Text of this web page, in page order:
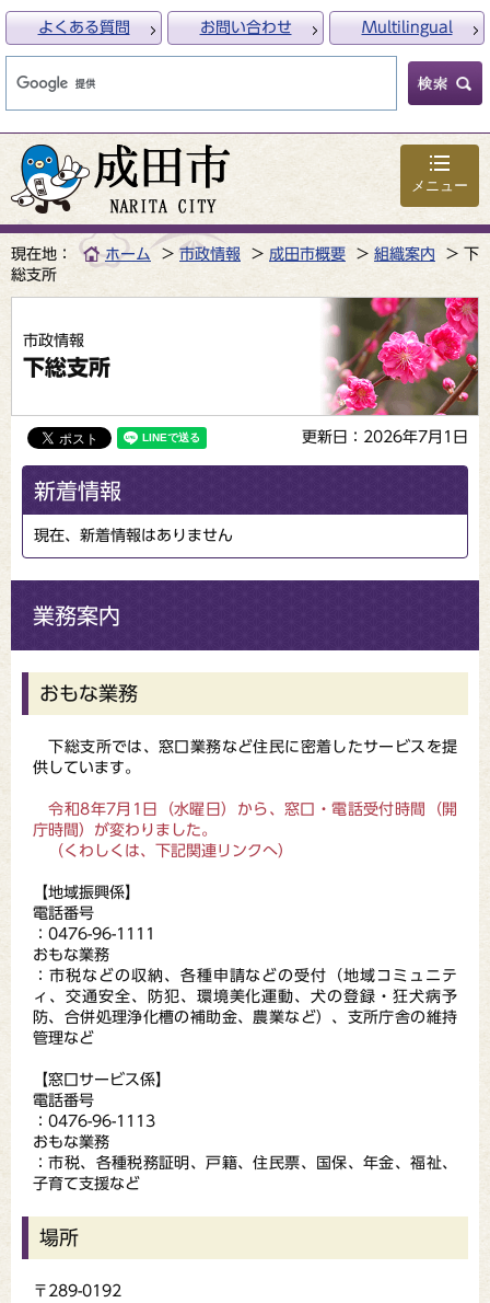
メニュー
よくある質問 お問い合わせ Multilingual
現在地： ホーム 市政情報 成田市概要 組織案内
下
総支所
市政情報
下総支所
更新日：2026年7月1日
新着情報
現在、新着情報はありません
業務案内
おもな業務
下総支所では、窓口業務など住民に密着したサービスを提
供しています。
令和8年7月1日（水曜日）から、窓口・電話受付時間（開
庁時間）が変わりました。
（くわしくは、下記関連リンクへ）
【地域振興係】
電話番号
：0476-96-1111
おもな業務
：市税などの収納、各種申請などの受付（地域コミュニテ
ィ、交通安全、防犯、環境美化運動、犬の登録・狂犬病予
防、合併処理浄化槽の補助金、農業など）、支所庁舎の維持
管理など
【窓口サービス係】
電話番号
：0476-96-1113
おもな業務
：市税、各種税務証明、戸籍、住民票、国保、年金、福祉、
子育て支援など
場所
〒289-0192